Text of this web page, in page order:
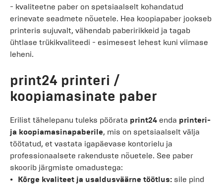
- kvaliteetne paber on spetsiaalselt kohandatud
erinevate seadmete nõuetele. Hea koopiapaber jookseb
printeris sujuvalt, vähendab paberirikkeid ja tagab
ühtlase trükikvaliteedi - esimesest lehest kuni viimase
leheni.
print24 printeri /
koopiamasinate paber
Erilist tähelepanu tuleks pöörata print24 enda printeri-
ja koopiamasinapaberile, mis on spetsiaalselt välja
töötatud, et vastata igapäevase kontorielu ja
professionaalsete rakenduste nõuetele. See paber
skoorib järgmiste omadustega:
Kõrge kvaliteet ja usaldusväärne töötlus: sile pind